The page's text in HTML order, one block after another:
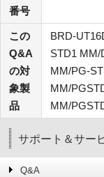
番号
この
Q&A
の対
象製
品
BRD-
STD1 MM/
MM/PG-
MM/
MM/
サポート＆サー
Q&A